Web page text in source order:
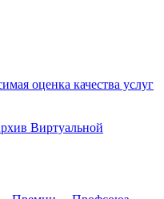
оценка качества услуг
Виртуальной